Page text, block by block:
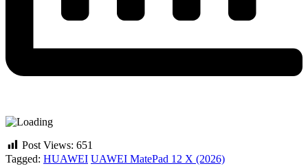
Post Views: 651
Tagged: HUAWEI UAWEI MatePad 12 X (2026)